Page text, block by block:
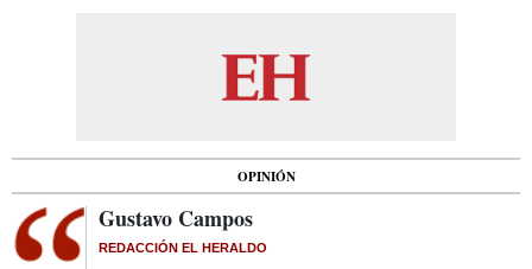
OPINIÓN
Gustavo Campos
REDACCIÓN EL HERALDO